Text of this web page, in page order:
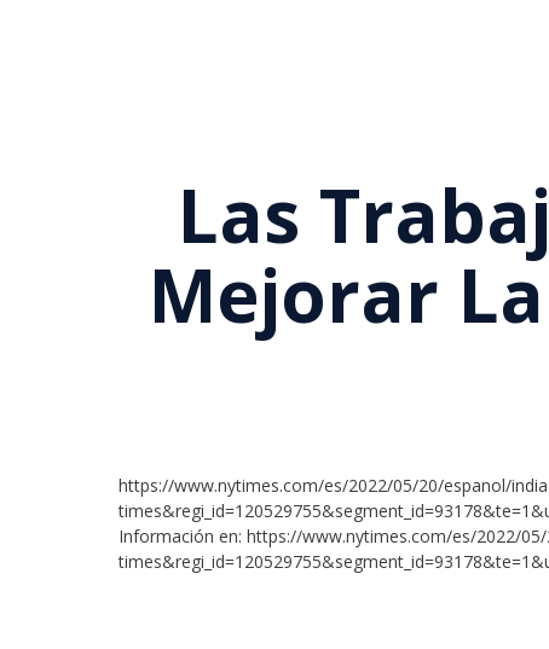
Las
Mejorar
https://www.nytimes.com/es/2022/05/20/espanol/
Información en: https://www.nytimes.com/es/2022/